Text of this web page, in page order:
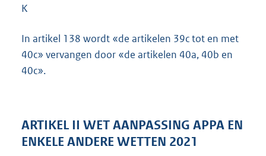
K
In artikel 138 wordt «de artikelen 39c tot en met
40c» vervangen door «de artikelen 40a, 40b en
40c».
ARTIKEL II WET AANPASSING APPA EN
ENKELE ANDERE WETTEN 2021